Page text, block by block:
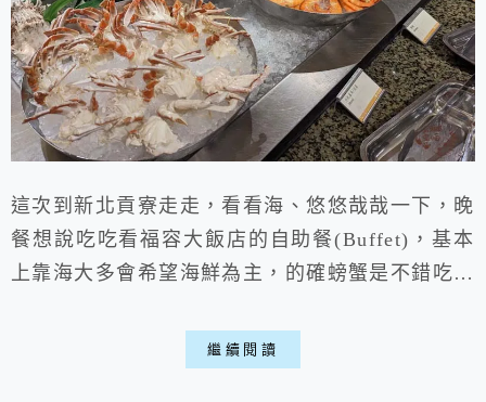
這次到新北貢寮走走，看看海、悠悠哉哉一下，晚
餐想說吃吃看福容大飯店的自助餐(Buffet)，基本
上靠海大多會希望海鮮為主，的確螃蟹是不錯吃，
泊二食，那是不推薦來吃，畢竟CP值上不那麼滿
繼續閱讀